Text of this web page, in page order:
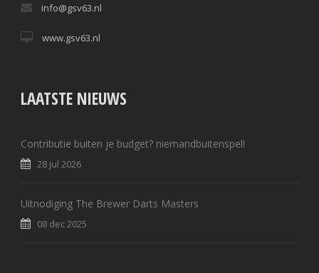
info@gsv63.nl
www.gsv63.nl
LAATSTE NIEUWS
Contributie buiten je budget? niemandbuitenspel!
28 jul 2026
Uitnodiging The Brewer Darts Masters
08 dec 2025